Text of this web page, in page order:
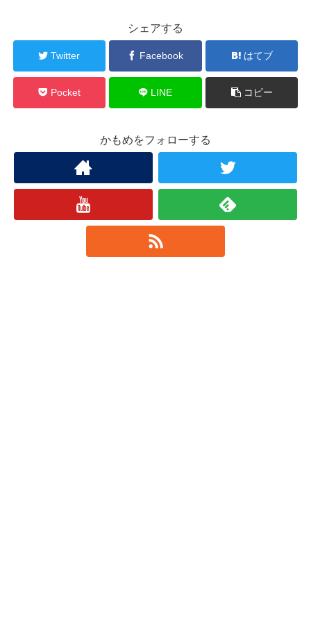
シェアする
Twitter Facebook はてブ
Pocket LINE コピー
かもめをフォローする